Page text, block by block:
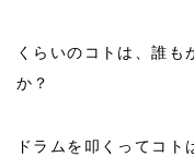
くらいのコトは、誰も
か？
ドラムを叩くってコト